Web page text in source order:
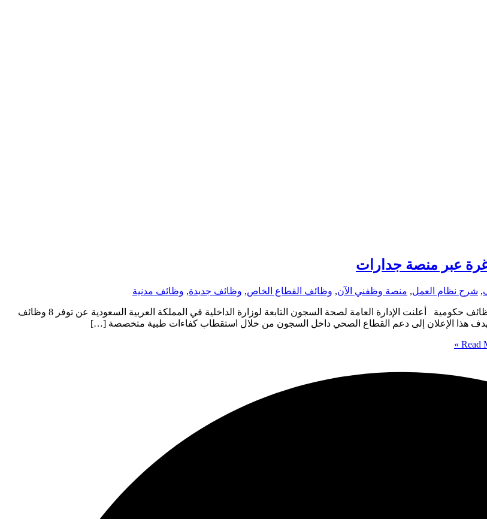
, شرح نظام العمل, منصة وظفني الآن, وظائف القطاع الخاص, وظائف جديدة, وظائف مدنية
الإدارة العامة لصحة السجون تطرح 8 وظائف طبية شاغرة عبر منصة جدارات وظائف حكومية أعلنت الإدارة العامة لصحة السجون التابعة لوزارة الداخلية في المملكة العربية السعودية عن توفر 8 وظائف
هذا الإعلان إلى دعم القطاع الصحي داخل السجون من خلال استقطاب كفاءات طبية متخصصة […]